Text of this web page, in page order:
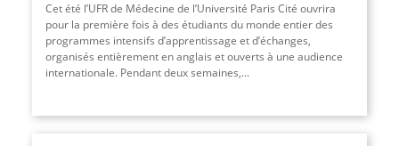
Cet été l’UFR de Médecine de l’Université Paris Cité ouvrira
pour la première fois à des étudiants du monde entier des
programmes intensifs d’apprentissage et d’échanges,
organisés entièrement en anglais et ouverts à une audience
internationale. Pendant deux semaines,...